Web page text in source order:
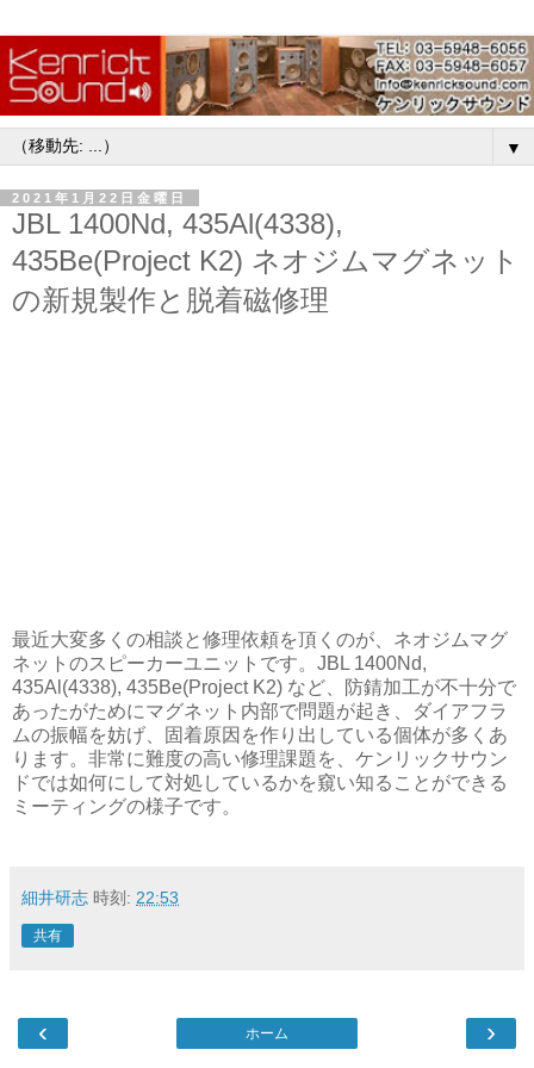
▼
2021年1月22日金曜日
JBL 1400Nd, 435Al(4338),
435Be(Project K2) ネオジムマグネット
の新規製作と脱着磁修理
最近大変多くの相談と修理依頼を頂くのが、ネオジムマグ
ネットのスピーカーユニットです。JBL 1400Nd,
435Al(4338), 435Be(Project K2) など、防錆加工が不十分で
あったがためにマグネット内部で問題が起き、ダイアフラ
ムの振幅を妨げ、固着原因を作り出している個体が多くあ
ります。非常に難度の高い修理課題を、ケンリックサウン
ドでは如何にして対処しているかを窺い知ることができる
ミーティングの様子です。
細井研志 時刻: 22:53
共有
‹ ›
ホーム